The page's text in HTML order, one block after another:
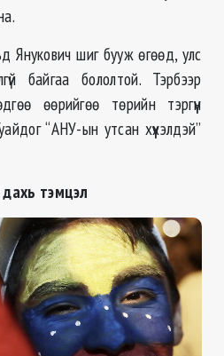
Янукович шиг бууж өгөөд, улс
байгаа бололтой. Тэрбээр
өөрийгөө төрийн тэргүүн
“АНУ-ын утсан хүүхэлдэй”
тэмцэл